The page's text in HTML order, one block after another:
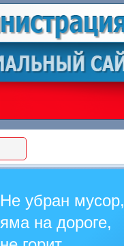
Не убран мусор,
яма на дороге,